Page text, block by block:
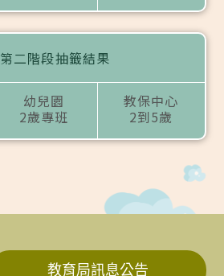
第二階段抽籤結果
幼兒園
2歲專班
教保中心
2到5歲
教育局訊息公告